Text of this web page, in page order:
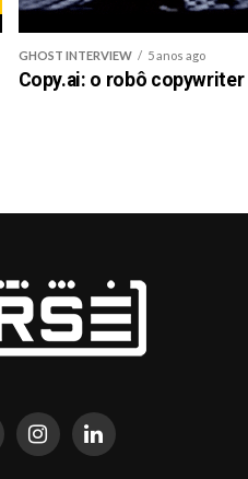
GHOST INTERVIEW 5 anos ago
Copy.ai: o robô copywriter